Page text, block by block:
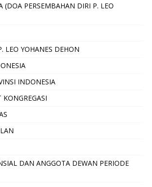
(DOA PERSEMBAHAN DIRI P. LEO
LEO YOHANES DEHON
INDONESIA
KONGREGASI
DAN ANGGOTA DEWAN PERIODE